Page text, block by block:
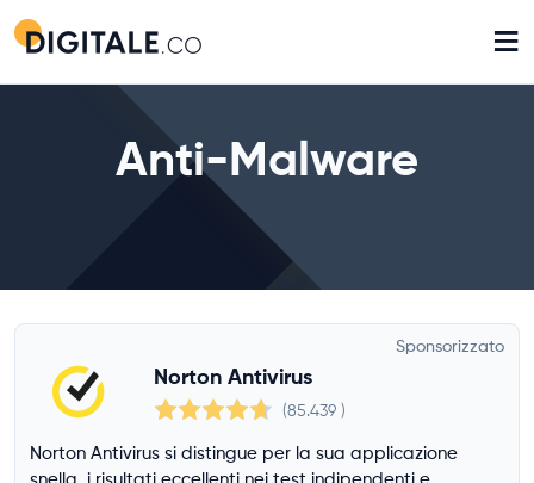
≡
Anti-Malware
Sponsorizzato
Norton Antivirus
(85.439 )
Norton Antivirus si distingue per la sua applicazione
snella, i risultati eccellenti nei test indipendenti e